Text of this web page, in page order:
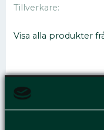
Tillverkare
Visa alla produkter
NOTES